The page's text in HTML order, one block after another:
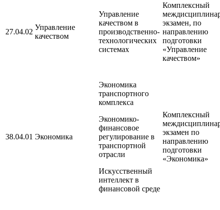
27.04.02
Управление
качеством
Управление
качеством в
производственно-
технологических
системах
Комплексный
экзамен, по
направлению
подготовки
«Управление
качеством»
38.04.01 Экономика
Экономика
транспортного
комплекса
Экономико-
финансовое
регулирование в
транспортной
отрасли
Искусственный
интеллект в
финансовой среде
Комплексный
экзамен по
направлению
подготовки
«Экономика»